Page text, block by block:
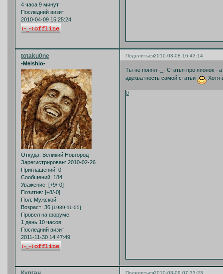
4 часа 9 минут
Последний визит:
2010-04-09 15:25:24
Поделиться2010-03-08 16:43:14
totaku0ne
•Meishio•
Откуда: Великий Новгород
Зарегистрирован: 2010-02-26
Приглашений: 0
Сообщений: 184
Уважение: [+9/-0]
Позитив: [+8/-0]
Пол: Мужской
Возраст: 36 [1989-11-05]
Провел на форуме:
1 день 10 часов
Последний визит:
2011-11-30 14:47:49
Ты не понял -_- Статья про японок -
адекватность самой статьи
Хотя
0